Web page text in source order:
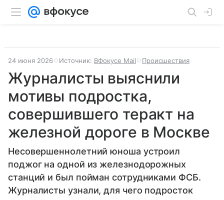
24 июня 2026 Источник: ВФокусе Mail Происшествия
Журналисты выяснили
мотивы подростка,
совершившего теракт на
железной дороге в Москве
Несовершеннолетний юноша устроил
поджог на одной из железнодорожных
станций и был пойман сотрудниками ФСБ.
Журналисты узнали, для чего подросток